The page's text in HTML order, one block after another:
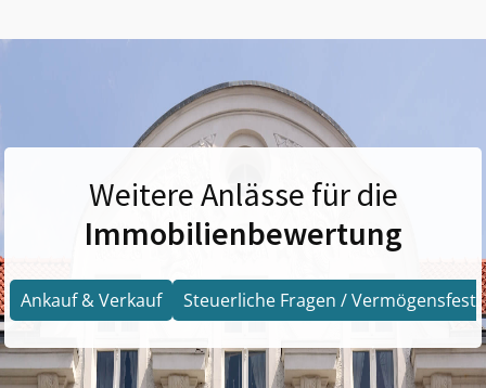
Weitere Anlässe für die
Immobilienbewertung
Ankauf & Verkauf Steuerliche Fragen /